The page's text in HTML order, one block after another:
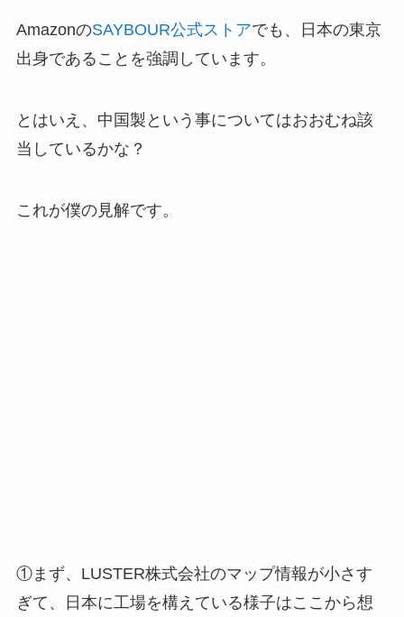
AmazonのSAYBOUR公式ストアでも、日本の東京
出身であることを強調しています。
とはいえ、中国製という事についてはおおむね該
当しているかな？
これが僕の見解です。
①まず、LUSTER株式会社のマップ情報が小さす
ぎて、日本に工場を構えている様子はここから想